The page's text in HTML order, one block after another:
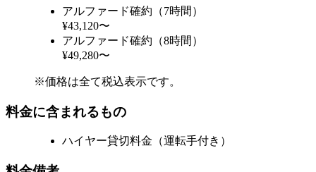
アルファード確約（7時間）
¥43,120〜
アルファード確約（8時間）
¥49,280〜
※価格は全て税込表示です。
料金に含まれるもの
ハイヤー貸切料金（運転手付き）